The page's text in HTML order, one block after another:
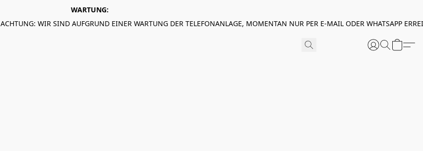
WARTUNG:
ACHTUNG: WIR SIND AUFGRUND EINER WARTUNG DER TELEFONANLAGE, MOMENTAN NUR PER E-MAIL ODER WHATSAPP